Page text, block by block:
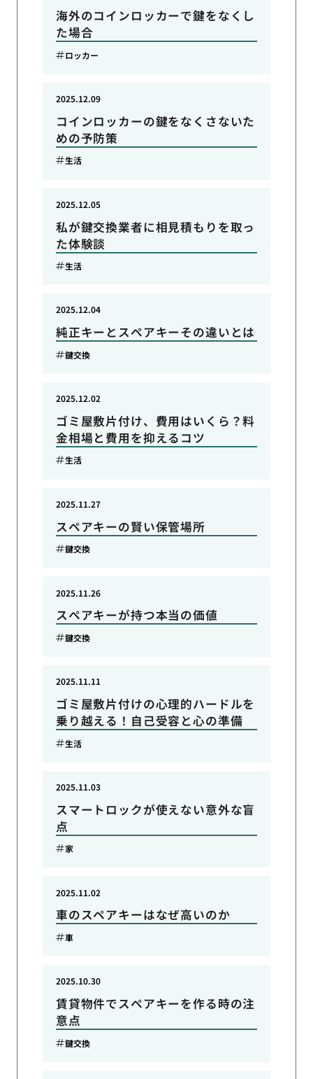
海外のコインロッカーで鍵をなくし
た場合
ロッカー
コインロッカーの鍵をなくさないた
めの予防策
2025.12.09
生活
私が鍵交換業者に相見積もりを取っ
た体験談
2025.12.05
生活
純正キーとスペアキーその違いとは
2025.12.04
鍵交換
ゴミ屋敷片付け、費用はいくら？料
金相場と費用を抑えるコツ
2025.12.02
生活
スペアキーの賢い保管場所
2025.11.27
鍵交換
スペアキーが持つ本当の価値
2025.11.26
鍵交換
ゴミ屋敷片付けの心理的ハードルを
乗り越える！自己受容と心の準備
2025.11.11
生活
スマートロックが使えない意外な盲
点
2025.11.03
家
車のスペアキーはなぜ高いのか
2025.11.02
車
賃貸物件でスペアキーを作る時の注
意点
2025.10.30
鍵交換